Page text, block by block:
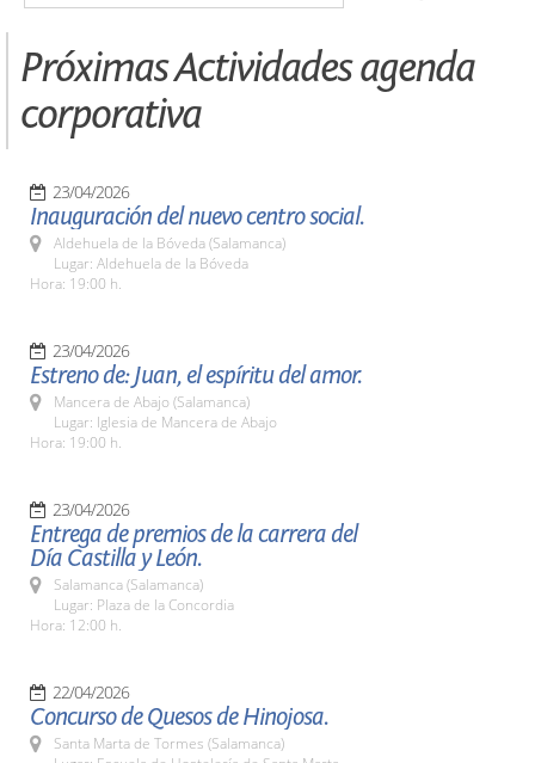
Próximas Actividades agenda
corporativa
23/04/2026
Inauguración del nuevo centro social.
Aldehuela de la Bóveda (Salamanca)
Lugar: Aldehuela de la Bóveda
Hora: 19:00 h.
23/04/2026
Estreno de: Juan, el espíritu del amor.
Mancera de Abajo (Salamanca)
Lugar: Iglesia de Mancera de Abajo
Hora: 19:00 h.
23/04/2026
Entrega de premios de la carrera del
Día Castilla y León.
Salamanca (Salamanca)
Lugar: Plaza de la Concordia
Hora: 12:00 h.
22/04/2026
Concurso de Quesos de Hinojosa.
Santa Marta de Tormes (Salamanca)